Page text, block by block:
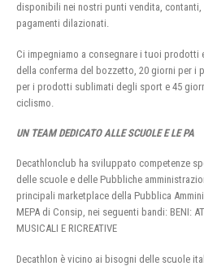
disponibili nei nostri punti vendita,
pagamenti dilazionati.
Ci impegniamo a consegnare i tuoi prodotti
della conferma del bozzetto, 20 giorni per i
per i prodotti sublimati degli sport e 45
ciclismo.
UN TEAM DEDICATO ALLE SCUOLE E LE PA
Decathlonclub ha sviluppato competenze
delle scuole e delle Pubbliche
principali marketplace della Pubblica
MEPA di Consip, nei seguenti bandi: BENI:
MUSICALI E RICREATIVE
Decathlon è vicino ai bisogni delle scuole